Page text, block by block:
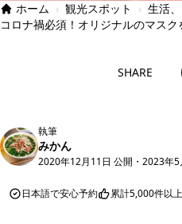
ホーム › 観光スポット › 生活
コロナ禍必須！オリジナルのマス
SHARE
執筆
みかん
2020年12月11日 公開 ・ 2023年5
日本語で安心予約 累計5,000件以